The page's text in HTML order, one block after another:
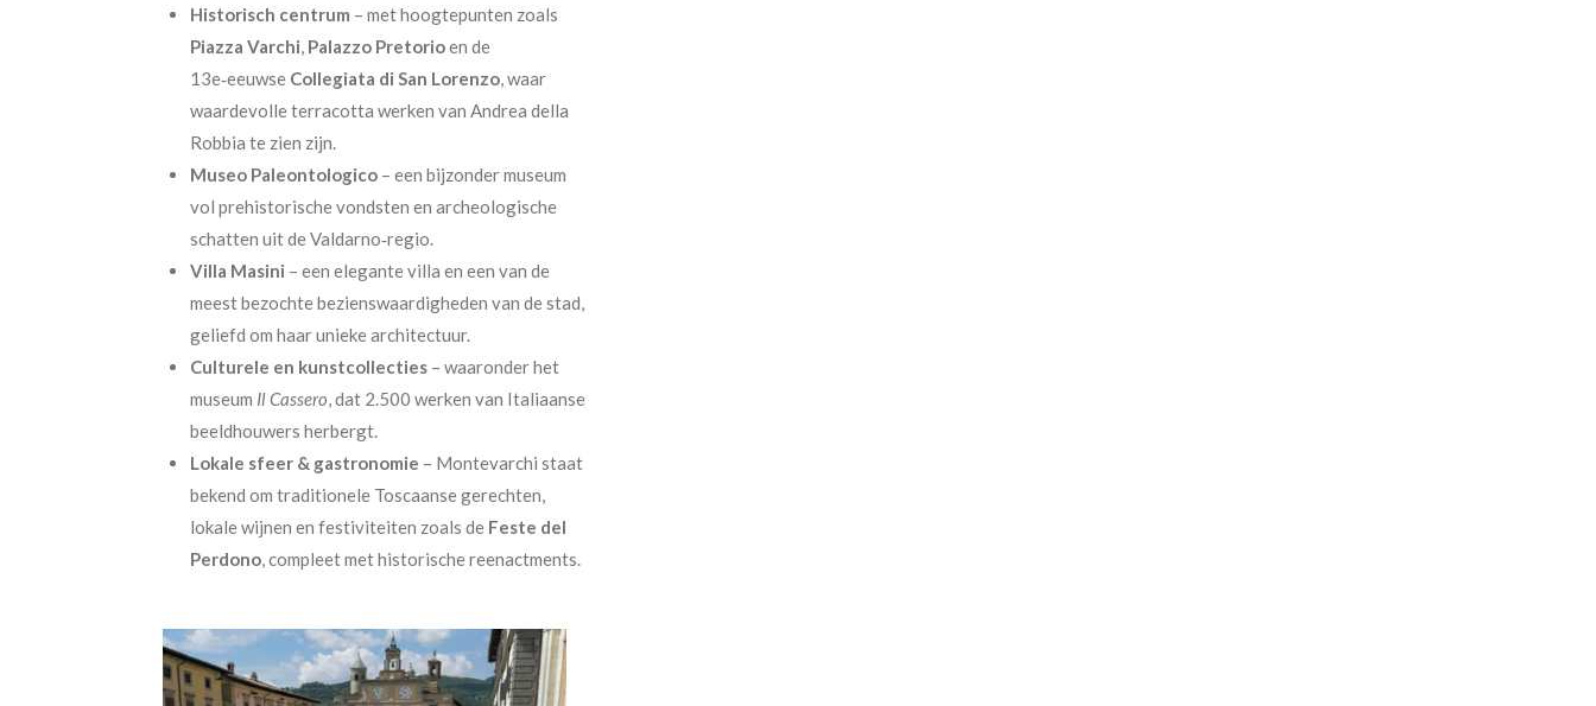
Historisch centrum – met hoogtepunten zoals
Piazza Varchi, Palazzo Pretorioen de
13e‑eeuwse Collegiata di San Lorenzo, waar
waardevolle terracotta werken van Andrea della
Robbia te zien zijn.
Museo Paleontologico– een bijzonder museum
vol prehistorische vondsten en archeologische
schatten uit de Valdarno‑regio.
Villa Masini – een elegante villa en een van de
meest bezochte bezienswaardigheden van de stad,
geliefd om haar unieke architectuur.
Culturele en kunstcollecties– waaronder het
museum Il Cassero, dat 2.500 werken van Italiaanse
beeldhouwers herbergt.
Lokale sfeer & gastronomie – Montevarchi staat
bekend om traditionele Toscaanse gerechten,
lokale wijnen en festiviteiten zoals de Feste del
Perdono, compleet met historische reenactments.